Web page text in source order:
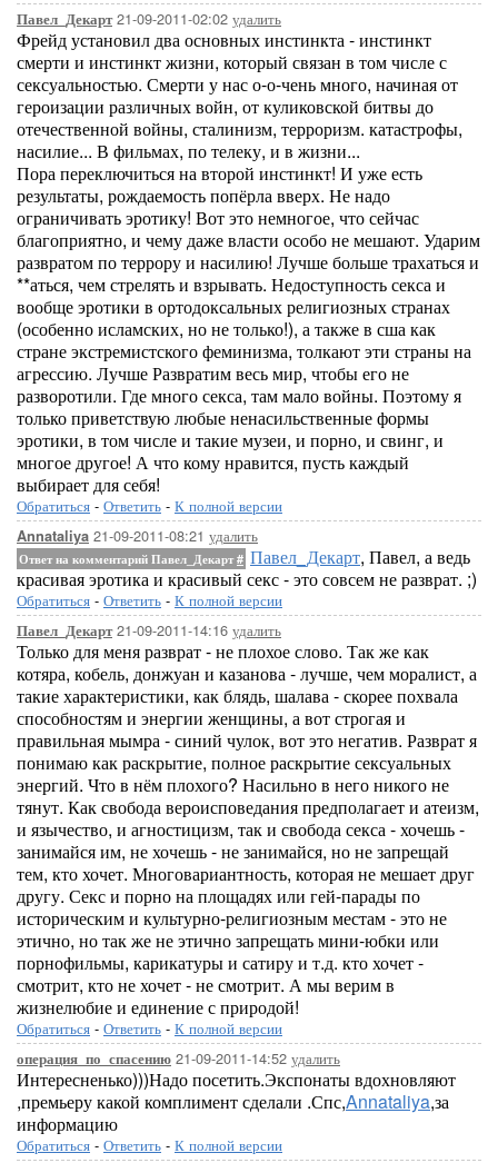
Павел_Декарт21-09-2011-02:02 удалить
Фрейд установил два основных инстинкта - инстинкт
смерти и инстинкт жизни, который связан в том числе с
сексуальностью. Смерти у нас о-о-чень много, начиная от
героизации различных войн, от куликовской битвы до
отечественной войны, сталинизм, терроризм. катастрофы,
насилие... В фильмах, по телеку, и в жизни...
Пора переключиться на второй инстинкт! И уже есть
результаты, рождаемость попёрла вверх. Не надо
ограничивать эротику! Вот это немногое, что сейчас
благоприятно, и чему даже власти особо не мешают. Ударим
развратом по террору и насилию! Лучше больше трахаться и
**аться, чем стрелять и взрывать. Недоступность секса и
вообще эротики в ортодоксальных религиозных странах
(особенно исламских, но не только!), а также в сша как
стране экстремистского феминизма, толкают эти страны на
агрессию. Лучше Развратим весь мир, чтобы его не
разворотили. Где много секса, там мало войны. Поэтому я
только приветствую любые ненасильственные формы
эротики, в том числе и такие музеи, и порно, и свинг, и
многое другое! А что кому нравится, пусть каждый
выбирает для себя!
Обратиться - Ответить - К полной версии
Annataliya 21-09-2011-08:21 удалить
Ответ на комментарий Павел_Декарт# Павел_Декарт, Павел, а ведь
красивая эротика и красивый секс - это совсем не разврат. ;)
Обратиться - Ответить - К полной версии
Павел_Декарт21-09-2011-14:16 удалить
Только для меня разврат - не плохое слово. Так же как
котяра, кобель, донжуан и казанова - лучше, чем моралист, а
такие характеристики, как блядь, шалава - скорее похвала
способностям и энергии женщины, а вот строгая и
правильная мымра - синий чулок, вот это негатив. Разврат я
понимаю как раскрытие, полное раскрытие сексуальных
энергий. Что в нём плохого? Насильно в него никого не
тянут. Как свобода вероисповедания предполагает и атеизм,
и язычество, и агностицизм, так и свобода секса - хочешь -
занимайся им, не хочешь - не занимайся, но не запрещай
тем, кто хочет. Многовариантность, которая не мешает друг
другу. Секс и порно на площадях или гей-парады по
историческим и культурно-религиозным местам - это не
этично, но так же не этично запрещать мини-юбки или
порнофильмы, карикатуры и сатиру и т.д. кто хочет -
смотрит, кто не хочет - не смотрит. А мы верим в
жизнелюбие и единение с природой!
Обратиться - Ответить - К полной версии
операция_по_спасению 21-09-2011-14:52 удалить
Интересненько)))Надо посетить.Экспонаты вдохновляют
,премьеру какой комплимент сделали .Спс,Annataliya,за
информацию
Обратиться - Ответить - К полной версии